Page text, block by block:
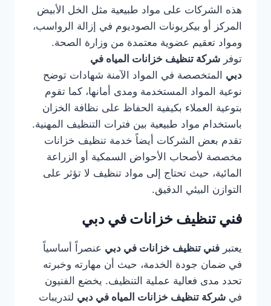
هذه الشركات على مواد طبيعية مثل الخل الأبيض
المركز أو بيكربونات الصوديوم في إزالة الرواسب،
ومواد تعقيم عضوية معتمدة من وزارة الصحة.
توفر شركة تنظيف خزانات المياه في
دبي المتخصصة في المواد الآمنة شهادات توضح
نوعية المواد المستخدمة ومدى أمانها، كما تقوم
بتوعية العملاء بكيفية الحفاظ على نظافة الخزان
باستخدام مواد طبيعية بين فترات التنظيف المهنية.
تقدم بعض الشركات أيضاً خدمة تنظيف خزانات
مخصصة لأصحاب الأحواض السمكية أو الزراعة
المائية، حيث تحتاج إلى مواد تنظيف لا تؤثر على
التوازن البيئي الدقيق.
فني تنظيف خزانات في دبي
يعتبر فني تنظيف خزانات في دبي عنصراً أساسياً
في ضمان جودة الخدمة، حيث أن مهارته وخبرته
تحدد مدى فعالية عملية التنظيف. يخضع الفنيون
في شركة تنظيف خزانات المياه في دبي لتدريبات